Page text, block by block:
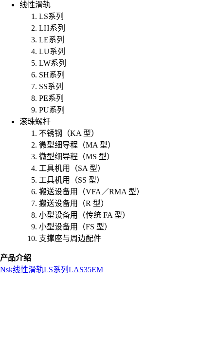
线性滑轨
LS系列
LH系列
LE系列
LU系列
LW系列
SH系列
SS系列
PE系列
PU系列
滚珠螺杆
不锈钢（KA 型）
微型细导程（MA 型）
微型细导程（MS 型）
工具机用（SA 型）
工具机用（SS 型）
搬送设备用（VFA／RMA 型）
搬送设备用（R 型）
小型设备用（传统 FA 型）
小型设备用（FS 型）
支撑座与周边配件
产品介绍
Nsk线性滑轨LS系列 LAS35EM